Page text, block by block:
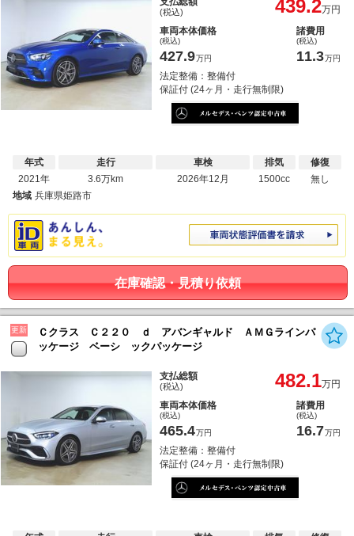
(税込) 439.2万円
車両本体価格
(税込)
427.9万円
諸費用
(税込)
11.3万円
法定整備：整備付
保証付 (24ヶ月・走行無制限)
年式
2021年
走行
3.6万km
車検
2026年12月
排気
1500cc
修復
無し
地域 兵庫県姫路市
在庫確認・見積り依頼
更新
Ｃクラス Ｃ２２０ ｄ アバンギャルド ＡＭＧラインパ
ッケージ ベーシ ックパッケージ
支払総額
(税込) 482.1万円
車両本体価格
(税込)
465.4万円
諸費用
(税込)
16.7万円
法定整備：整備付
保証付 (24ヶ月・走行無制限)